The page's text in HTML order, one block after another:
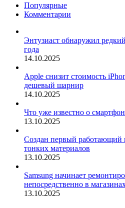
Популярные
Комментарии
Энтузиаст обнаружил
года
14.10.2025
Apple снизит стоимость
дешевый шарнир
14.10.2025
Что уже известно о
13.10.2025
Создан первый работающий
тонких материалов
13.10.2025
Samsung начинает
непосредственно в
13.10.2025